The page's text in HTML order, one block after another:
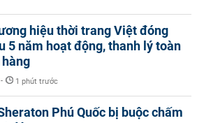
hiệu thời trang Việt đóng
5 năm hoạt động, thanh lý toàn
hàng
- 1 phút trước
Phú Quốc bị buộc chấm